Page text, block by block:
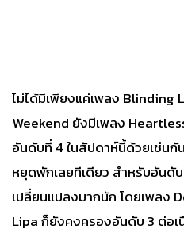
ไม่ได้มีเพียงแค่เพลง Blinding
Weekend ยังมีเพลง
อันดับที่ 4 ในสัปดาห์นี้ด้วยเช่นกั
หยุดพักเลยทีเดียว สำหรับอันดั
เปลี่ยนแปลงมากนัก โดยเพลง
Lipa ก็ยังคงครองอันดับ 3 ต่อ